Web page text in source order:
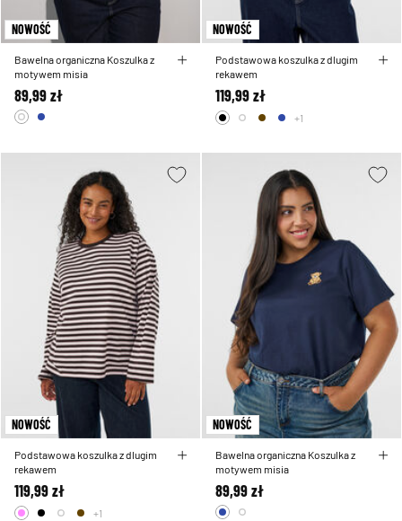
NOWOŚĆ
Bawelna organiczna Koszulka z
motywem misia
89,99 zł
NOWOŚĆ
Podstawowa koszulka z dlugim
rekawem
119,99 zł
+1
NOWOŚĆ
Podstawowa koszulka z dlugim
rekawem
119,99 zł
+1
NOWOŚĆ
Bawelna organiczna Koszulka z
motywem misia
89,99 zł